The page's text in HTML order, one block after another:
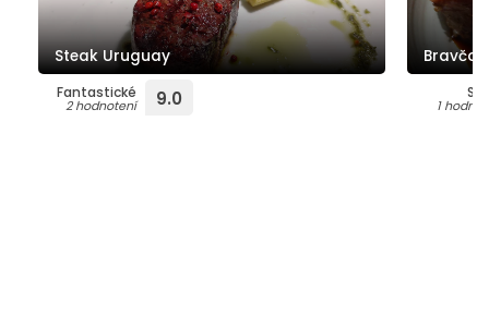
Steak Uruguay
Fantastické
2 hodnotení 9.0 1